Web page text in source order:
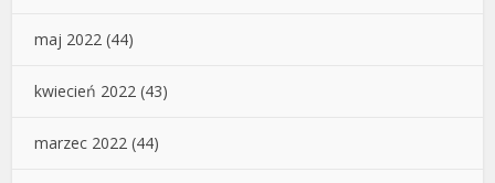
maj 2022 (44)
kwiecień 2022 (43)
marzec 2022 (44)